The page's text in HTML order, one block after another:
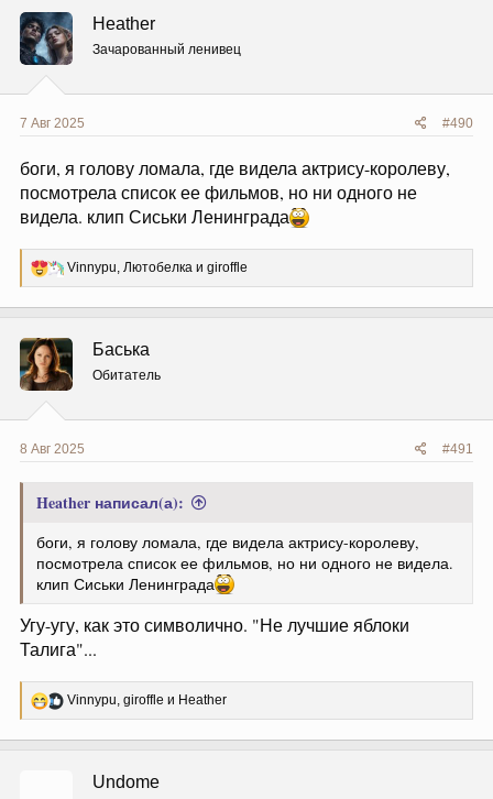
ц
и
и
:
Heather
Зачарованный ленивец
7 Авг 2025 #490
боги, я голову ломала, где видела актрису-королеву,
посмотрела список ее фильмов, но ни одного не
видела. клип Сиськи Ленинграда
Р
е
ц
и
и
:
Vinnypu, Лютобелка и giroffle
Баська
Обитатель
8 Авг 2025 #491
Heather написал(а):
боги, я голову ломала, где видела актрису-королеву,
посмотрела список ее фильмов, но ни одного не видела.
клип Сиськи Ленинграда
Угу-угу, как это символично. "Не лучшие яблоки
Талига"...
Р
е
Vinnypu, giroffle и Heather
Undome